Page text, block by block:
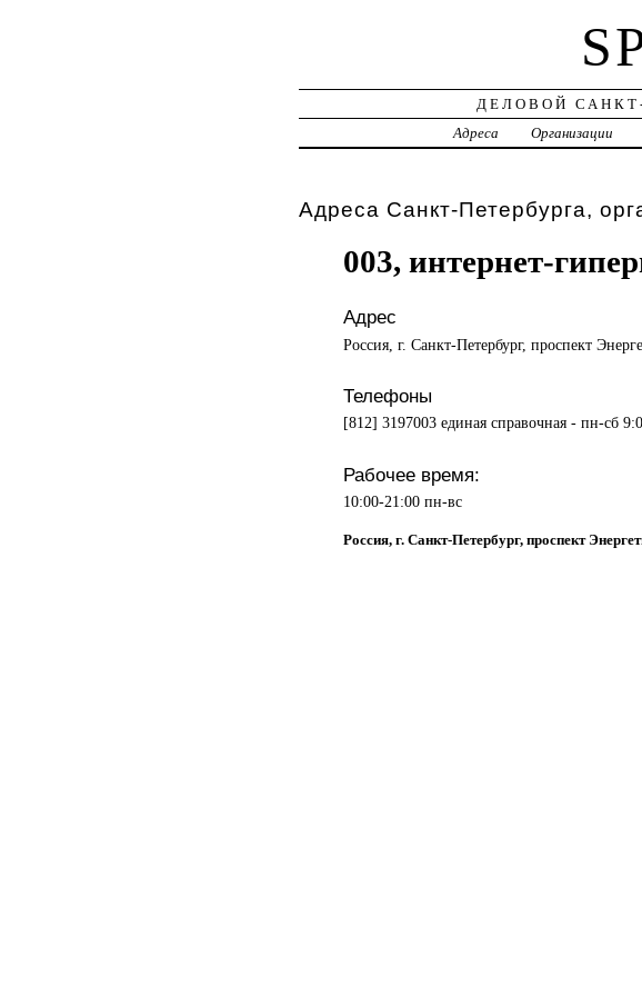
ДЕЛОВОЙ
Адреса
Организации
Адреса Санкт-Петербурга,
003, интернет-
Адрес
Россия, г. Санкт-Петербург, проспект
Телефоны
[812] 3197003 единая справочная - пн-сб
Рабочее время:
10:00-21:00 пн-вс
Россия, г. Санкт-Петербург, проспект